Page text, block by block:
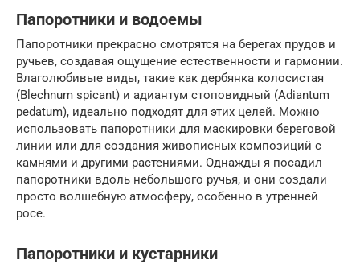
Папоротники и водоемы
Папоротники прекрасно смотрятся на берегах прудов и
ручьев, создавая ощущение естественности и гармонии.
Влаголюбивые виды, такие как дербянка колосистая
(Blechnum spicant) и адиантум стоповидный (Adiantum
pedatum), идеально подходят для этих целей. Можно
использовать папоротники для маскировки береговой
линии или для создания живописных композиций с
камнями и другими растениями. Однажды я посадил
папоротники вдоль небольшого ручья, и они создали
просто волшебную атмосферу, особенно в утренней
росе.
Папоротники и кустарники